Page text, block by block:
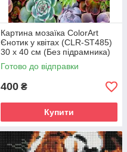
Картина мозаїка ColorArt
Єнотик у квітах (CLR-ST485)
30 х 40 см (Без підрамника)
Готово до відправки
400 ₴
Купити